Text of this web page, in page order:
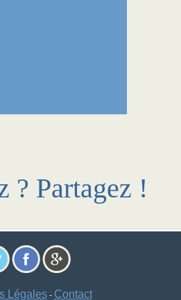
? Partagez !
Légales- Contact